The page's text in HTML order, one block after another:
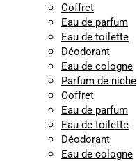
Coffret
Eau de parfum
Eau de toilette
Déodorant
Eau de cologne
Parfum de niche
Coffret
Eau de parfum
Eau de toilette
Déodorant
Eau de cologne